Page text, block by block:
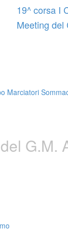
19^ corsa I
Meeting del
G.M.